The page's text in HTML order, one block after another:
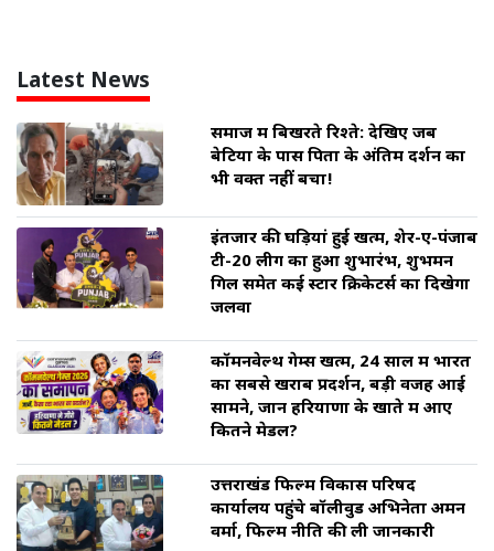
Latest News
समाज में बिखरते रिश्ते: देखिए जब
बेटियों के पास पिता के अंतिम दर्शन का
भी वक्त नहीं बचा!
इंतजार की घड़ियां हुई खत्म, शेर-ए-पंजाब
टी-20 लीग का हुआ शुभारंभ, शुभमन
गिल समेत कई स्टार क्रिकेटर्स का दिखेगा
जलवा
कॉमनवेल्थ गेम्स खत्म, 24 साल में भारत
का सबसे खराब प्रदर्शन, बड़ी वजह आई
सामने, जानें हरियाणा के खाते में आए
कितने मेडल?
उत्तराखंड फिल्म विकास परिषद
कार्यालय पहुंचे बॉलीवुड अभिनेता अमन
वर्मा, फिल्म नीति की ली जानकारी